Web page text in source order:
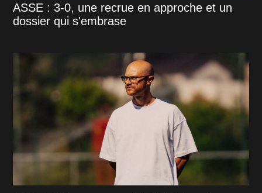
ASSE : 3-0, une recrue en approche et un
dossier qui s'embrase